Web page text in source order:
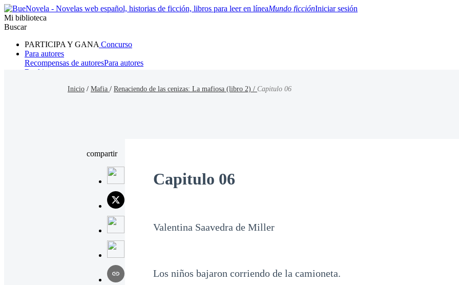
Mundo ficciónIniciar sesión
Mi biblioteca
Buscar
PARTICIPA Y GANA Concurso
Para autores
Recompensas de autoresPara autores
Ranking
Inicio / Mafia / Renaciendo de las cenizas: La mafiosa (libro 2) / Capitulo 06
compartir
Capitulo 06
Valentina Saavedra de Miller
Los niños bajaron corriendo de la camioneta.